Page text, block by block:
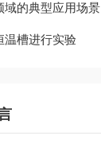
域的典型应用场景
温槽进行实验